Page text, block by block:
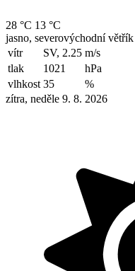
28 °C 13 °C
jasno, severovýchodní větřík
vítr
SV, 2.25 m/s
tlak
1021
hPa
vlhkost 35
%
zítra, neděle 9. 8. 2026